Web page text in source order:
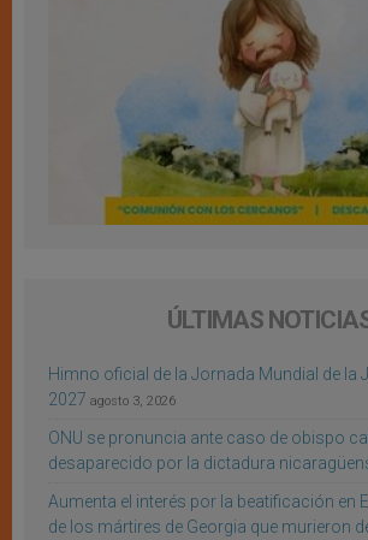
ÚLTIMAS
Himno oficial de la Jornada Mundial de la
2027 agosto 3, 2026
ONU se pronuncia ante caso de obispo
desaparecido por la dictadura
Aumenta el interés por la beatificación en
de los mártires de Georgia que murieron